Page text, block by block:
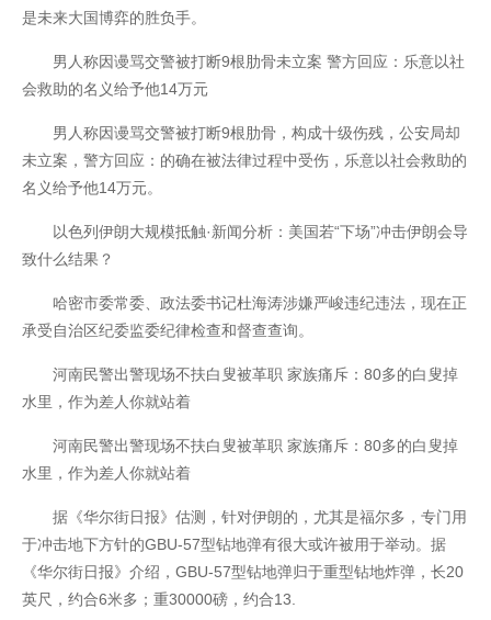
开云全站体验棒
是未来大国博弈的胜负手。
男人称因谩骂交警被打断9根肋骨未立案 警方回应：乐意以社
会救助的名义给予他14万元
男人称因谩骂交警被打断9根肋骨，构成十级伤残，公安局却
未立案，警方回应：的确在被法律过程中受伤，乐意以社会救助的
名义给予他14万元。
以色列伊朗大规模抵触·新闻分析：美国若“下场”冲击伊朗会导
致什么结果？
哈密市委常委、政法委书记杜海涛涉嫌严峻违纪违法，现在正
承受自治区纪委监委纪律检查和督查查询。
河南民警出警现场不扶白叟被革职 家族痛斥：80多的白叟掉
水里，作为差人你就站着
河南民警出警现场不扶白叟被革职 家族痛斥：80多的白叟掉
水里，作为差人你就站着
据《华尔街日报》估测，针对伊朗的，尤其是福尔多，专门用
于冲击地下方针的GBU-57型钻地弹有很大或许被用于举动。据
《华尔街日报》介绍，GBU-57型钻地弹归于重型钻地炸弹，长20
英尺，约合6米多；重30000磅，约合13.